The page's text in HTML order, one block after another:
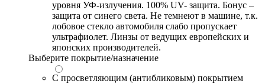
уровня УФ-излучения. 100% UV- защита. Бонус –
защита от синего света. Не темнеют в машине, т.к.
лобовое стекло автомобиля слабо пропускает
ультрафиолет. Линзы от ведущих европейских и
японских производителей.
Выберите покрытие/назначение
С просветляющим (антибликовым) покрытием